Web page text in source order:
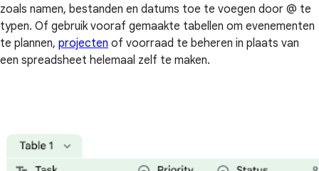
zoals namen, bestanden en datums toe te voegen door @ te
typen. Of gebruik vooraf gemaakte tabellen om evenementen
te plannen, projecten of voorraad te beheren in plaats van
een spreadsheet helemaal zelf te maken.